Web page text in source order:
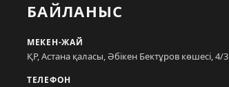
БАЙЛАНЫС
МЕКЕН-ЖАЙ
ҚР, Астана қаласы, Әбікен Бектұров көшесі, 4/3
ТЕЛЕФОН